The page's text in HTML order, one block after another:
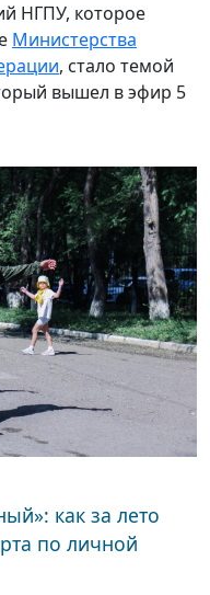
НГПУ, которое
Министерства
, стало темой
вышел в эфир 5
как за лето
по личной